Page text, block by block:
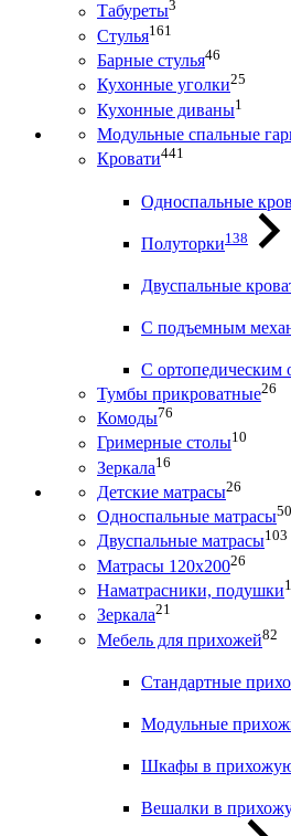
Табуреты3
Стулья161
Барные стулья46
Кухонные уголки25
Кухонные диваны1
Модульные спальные
Кровати441
Односпальные
Полуторки138
Двуспальные
С подъемным
С ортопедическим
Тумбы прикроватные26
Комоды76
Гримерные столы10
Зеркала16
Детские матрасы26
Односпальные матрасы50
Двуспальные матрасы103
Матрасы 120х20026
Наматрасники, подушки
Зеркала21
Мебель для прихожей82
Стандартные
Модульные
Шкафы в
Вешалки в